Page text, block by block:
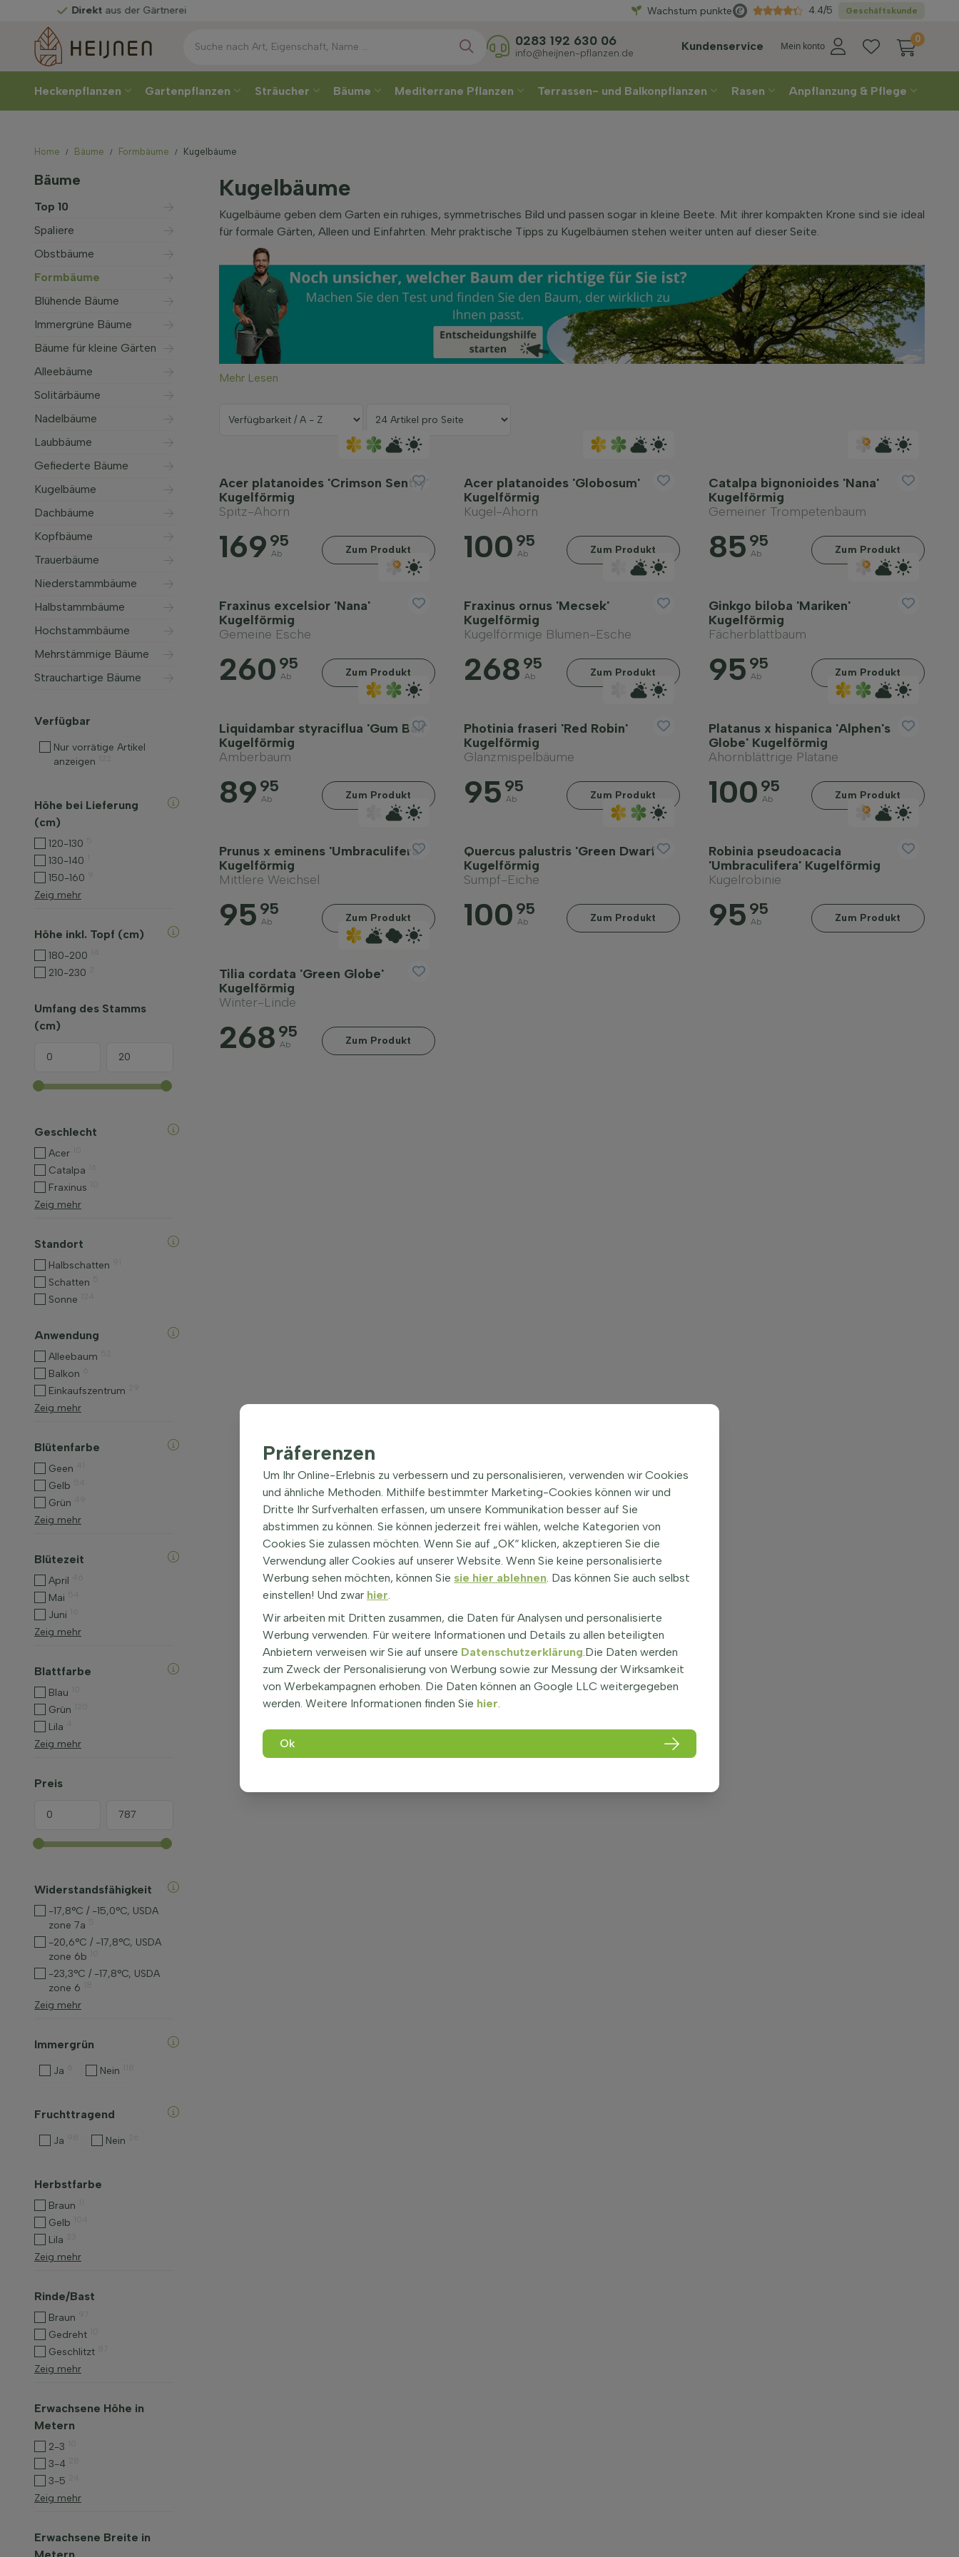
aus der Gärtnerei WählenSie Ihre Lieferwoche
Wachstum punkte Geschäftskunde
4.4/5
Kundenservice Mein konto
0
0283 192 630 06
info@heijnen-pflanzen.de
Heckenpflanzen Gartenpflanzen Sträucher Bäume Mediterrane Pflanzen Terrassen- und Balkonpflanzen Rasen Anpflanzung & Pflege
Home Bäume Formbäume Kugelbäume
Bäume
Top 10
Spaliere
Obstbäume
Formbäume
Blühende Bäume
Immergrüne Bäume
Bäume für kleine Gärten
Alleebäume
Solitärbäume
Nadelbäume
Laubbäume
Gefiederte Bäume
Kugelbäume
Dachbäume
Kopfbäume
Trauerbäume
Niederstammbäume
Halbstammbäume
Hochstammbäume
Mehrstämmige Bäume
Strauchartige Bäume
Verfügbar
Nur vorrätige Artikel
anzeigen
Höhe bei Lieferung
(cm)
120-130
130-140
150-160
Zeig mehr
Höhe inkl. Topf (cm)
180-200
210-230
Umfang des Stamms
(cm)
Geschlecht
Acer
Catalpa
Fraxinus
Zeig mehr
Standort
Halbschatten
Schatten
Sonne
Anwendung
Alleebaum
Balkon
Einkaufszentrum
Zeig mehr
Blütenfarbe
Geen
Gelb
Grün
Zeig mehr
Blütezeit
April
Mai
Juni
Zeig mehr
Blattfarbe
Blau
Grün
Lila
Zeig mehr
Preis
Widerstandsfähigkeit
-17,8°C / -15,0°C, USDA
zone 7a
-20,6°C / -17,8°C, USDA
zone 6b
-23,3°C / -17,8°C, USDA
zone 6
Zeig mehr
Immergrün
Ja Nein
Fruchttragend
Ja Nein
Herbstfarbe
Braun
Gelb
Lila
Zeig mehr
Rinde/Bast
Braun
Gedreht
Geschlitzt
Zeig mehr
Erwachsene Höhe in
Metern
2-3
3-4
3-5
Zeig mehr
Erwachsene Breite in
Kugelbäume
Kugelbäume geben dem Garten ein ruhiges, symmetrisches Bild und passen sogar in kleine Beete. Mit ihrer kompakten Krone sind sie ideal
für formale Gärten, Alleen und Einfahrten. Mehr praktische Tipps zu Kugelbäumen stehen weiter unten auf dieser Seite.
Mehr Lesen
Acer platanoides 'Crimson Sentry'
Kugelförmig
Spitz-Ahorn
169 95
Ab Zum Produkt
Acer platanoides 'Globosum'
Kugelförmig
Kugel-Ahorn
100 95
Ab Zum Produkt
Catalpa bignonioides 'Nana'
Kugelförmig
Gemeiner Trompetenbaum
85 95
Ab Zum Produkt
Fraxinus excelsior 'Nana'
Kugelförmig
Gemeine Esche
260 95
Ab Zum Produkt
Fraxinus ornus 'Mecsek'
Kugelförmig
Kugelförmige Blumen-Esche
268 95
Ab Zum Produkt
Ginkgo biloba 'Mariken'
Kugelförmig
Fächerblattbaum
95 95
Ab Zum Produkt
Liquidambar styraciflua 'Gum Ball'
Kugelförmig
Amberbaum
89 95
Ab Zum Produkt
Photinia fraseri 'Red Robin'
Kugelförmig
Glanzmispelbäume
95 95
Ab Zum Produkt
Platanus x hispanica 'Alphen's
Globe' Kugelförmig
Ahornblättrige Platane
100 95
Ab Zum Produkt
Prunus x eminens 'Umbraculifera'
Kugelförmig
Mittlere Weichsel
95 95
Ab Zum Produkt
Quercus palustris 'Green Dwarf'
Kugelförmig
Sumpf-Eiche
100 95
Ab Zum Produkt
Robinia pseudoacacia
'Umbraculifera' Kugelförmig
Kugelrobinie
95 95
Ab Zum Produkt
Tilia cordata 'Green Globe'
Kugelförmig
Winter-Linde
268 95
Ab Zum Produkt
Präferenzen
Um Ihr Online-Erlebnis zu verbessern und zu personalisieren, verwenden wir Cookies
und ähnliche Methoden. Mithilfe bestimmter Marketing-Cookies können wir und
Dritte Ihr Surfverhalten erfassen, um unsere Kommunikation besser auf Sie
abstimmen zu können. Sie können jederzeit frei wählen, welche Kategorien von
Cookies Sie zulassen möchten. Wenn Sie auf „OK“ klicken, akzeptieren Sie die
Verwendung aller Cookies auf unserer Website. Wenn Sie keine personalisierte
Werbung sehen möchten, können Sie sie hier ablehnen. Das können Sie auch selbst
einstellen! Und zwar hier.
Wir arbeiten mit Dritten zusammen, die Daten für Analysen und personalisierte
Werbung verwenden. Für weitere Informationen und Details zu allen beteiligten
Anbietern verweisen wir Sie auf unsere Datenschutzerklärung.Die Daten werden
zum Zweck der Personalisierung von Werbung sowie zur Messung der Wirksamkeit
von Werbekampagnen erhoben. Die Daten können an Google LLC weitergegeben
werden. Weitere Informationen finden Sie hier.
Ok